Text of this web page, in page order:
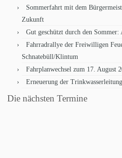
Sommerfahrt mit dem
Zukunft
Gut geschützt durch den
Fahrradrallye der Freiwilligen
Schnatebüll/Klintum
Fahrplanwechsel zum 17. August
Erneuerung der
Die nächsten Termine